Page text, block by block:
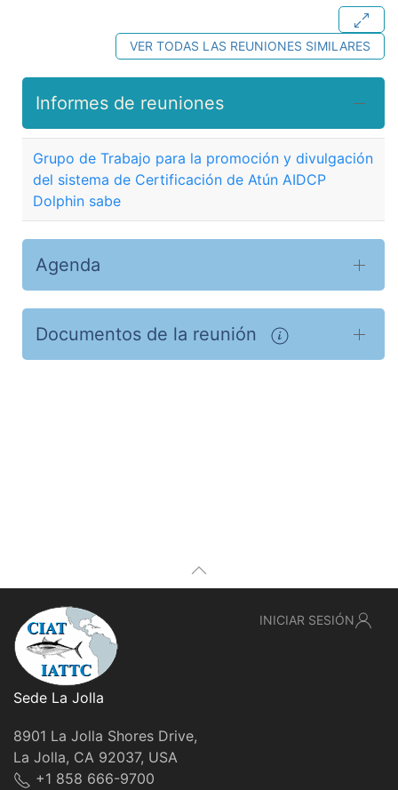
VER TODAS LAS REUNIONES SIMILARES
Informes de reuniones
Grupo de Trabajo para la promoción y divulgación
del sistema de Certificación de Atún AIDCP
Dolphin sabe
Agenda
Documentos de la reunión
Sede La Jolla
8901 La Jolla Shores Drive,
La Jolla, CA 92037, USA
+1 858 666-9700
INICIAR SESIÓN